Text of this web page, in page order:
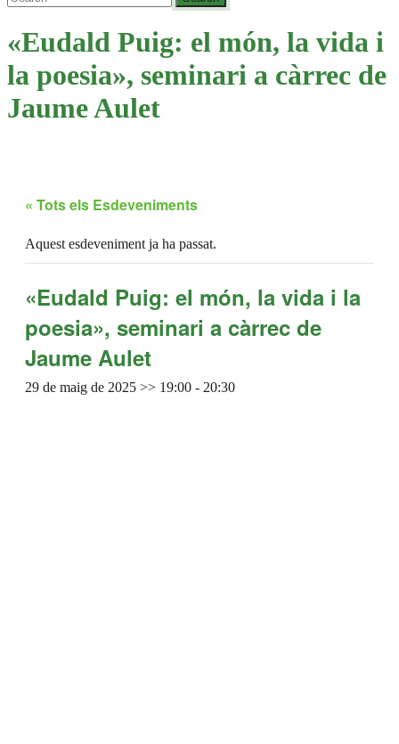
«Eudald Puig: el món, la vida i
la poesia», seminari a càrrec de
Jaume Aulet
« Tots els Esdeveniments
Aquest esdeveniment ja ha passat.
«Eudald Puig: el món, la vida i la
poesia», seminari a càrrec de
Jaume Aulet
29 de maig de 2025 >> 19:00 - 20:30